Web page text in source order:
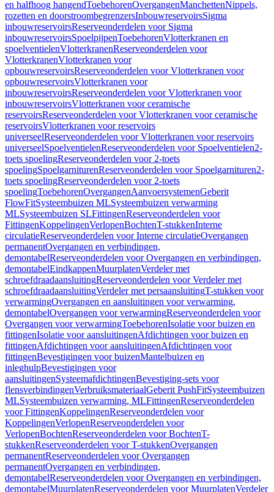
en halfhoog hangendToebehorenOvergangenManchettenNippels,
rozetten en doorstroombegrenzersInbouwreservoirsSigma
inbouwreservoirsReserveonderdelen voor Sigma
inbouwreservoirsSpoelpijpenToebehorenVlotterkranen en
spoelventielenVlotterkranenReserveonderdelen voor
VlotterkranenVlotterkranen voor
opbouwreservoirsReserveonderdelen voor Vlotterkranen voor
opbouwreservoirsVlotterkranen voor
inbouwreservoirsReserveonderdelen voor Vlotterkranen voor
inbouwreservoirsVlotterkranen voor ceramische
reservoirsReserveonderdelen voor Vlotterkranen voor ceramische
reservoirsVlotterkranen voor reservoirs
universeelReserveonderdelen voor Vlotterkranen voor reservoirs
universeelSpoelventielenReserveonderdelen voor Spoelventielen2-
toets spoelingReserveonderdelen voor 2-toets
spoelingSpoelgarniturenReserveonderdelen voor Spoelgarnituren2-
toets spoelingReserveonderdelen voor 2-toets
spoelingToebehorenOvergangenAanvoersystemenGeberit
FlowFitSysteembuizen MLSysteembuizen verwarming
MLSysteembuizen SLFittingenReserveonderdelen voor
FittingenKoppelingenVerlopenBochtenT-stukkenInterne
circulatieReserveonderdelen voor Interne circulatieOvergangen
permanentOvergangen en verbindingen,
demontabelReserveonderdelen voor Overgangen en verbindingen,
demontabelEindkappenMuurplatenVerdeler met
schroefdraadaansluitingReserveonderdelen voor Verdeler met
schroefdraadaansluitingVerdeler met persaansluitingT-stukken voor
verwarmingOvergangen en aansluitingen voor verwarming,
demontabelOvergangen voor verwarmingReserveonderdelen voor
Overgangen voor verwarmingToebehorenIsolatie voor buizen en
fittingenIsolatie voor aansluitingenAfdichtingen voor buizen en
fittingenAfdichtingen voor aansluitingenAfdichtingen voor
fittingenBevestigingen voor buizenMantelbuizen en
inleghulpBevestigingen voor
aansluitingenSysteemafdichtingenBevestiging-sets voor
flensverbindingenVerbruiksmateriaalGeberit PushFitSysteembuizen
MLSysteembuizen verwarming, MLFittingenReserveonderdelen
voor FittingenKoppelingenReserveonderdelen voor
KoppelingenVerlopenReserveonderdelen voor
VerlopenBochtenReserveonderdelen voor BochtenT-
stukkenReserveonderdelen voor T-stukkenOvergangen
permanentReserveonderdelen voor Overgangen
permanentOvergangen en verbindingen,
demontabelReserveonderdelen voor Overgangen en verbindingen,
demontabelMuurplatenReserveonderdelen voor MuurplatenVerdeler